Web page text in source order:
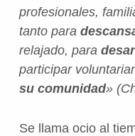
profesionales,
tanto para
relajado, para
participar
su comunidad»
Se llama ocio al